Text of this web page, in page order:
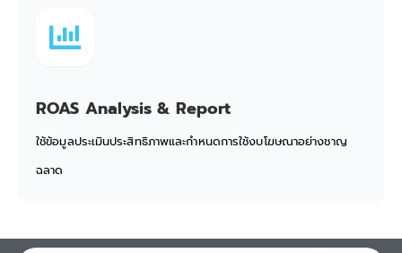
ROAS Analysis & Report
ใช้ข้อมูลประเมินประสิทธิภาพและกำหนดการใช้งบโฆษณาอย่างชาญ
ฉลาด